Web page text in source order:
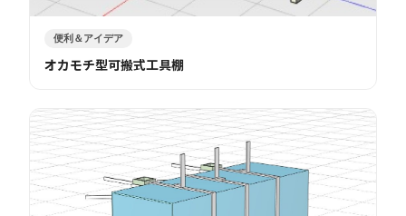
便利＆アイデア
オカモチ型可搬式工具棚